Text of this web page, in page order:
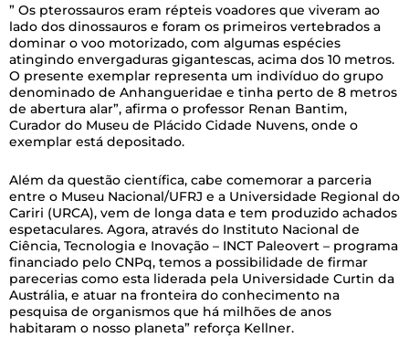
” Os pterossauros eram répteis voadores que viveram ao
lado dos dinossauros e foram os primeiros vertebrados a
dominar o voo motorizado, com algumas espécies
atingindo envergaduras gigantescas, acima dos 10 metros.
O presente exemplar representa um indivíduo do grupo
denominado de Anhangueridae e tinha perto de 8 metros
de abertura alar”, afirma o professor Renan Bantim,
Curador do Museu de Plácido Cidade Nuvens, onde o
exemplar está depositado.
Além da questão científica, cabe comemorar a parceria
entre o Museu Nacional/UFRJ e a Universidade Regional do
Cariri (URCA), vem de longa data e tem produzido achados
espetaculares. Agora, através do Instituto Nacional de
Ciência, Tecnologia e Inovação – INCT Paleovert – programa
financiado pelo CNPq, temos a possibilidade de firmar
parecerias como esta liderada pela Universidade Curtin da
Austrália, e atuar na fronteira do conhecimento na
pesquisa de organismos que há milhões de anos
habitaram o nosso planeta” reforça Kellner.